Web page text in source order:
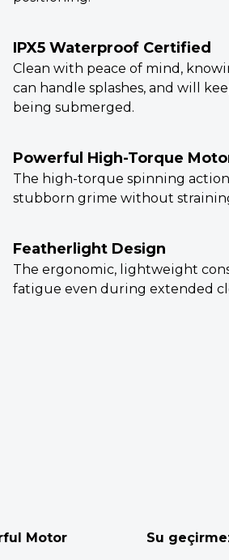
IPX5 Waterproof Certified
Clean with peace of mind,
can handle splashes, and will
being submerged.
Powerful High-Torque
The high-torque spinning
stubborn grime without
Featherlight Design
The ergonomic, lightweight
fatigue even during extended
Motor Su